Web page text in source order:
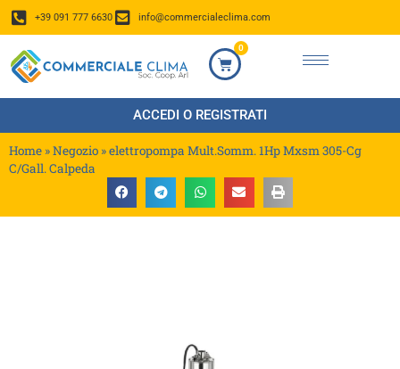
+39 091 777 6630 info@commercialeclima.com
0
ACCEDI O REGISTRATI
Home »Negozio »elettropompa Mult.Somm. 1Hp Mxsm 305-Cg
C/Gall. Calpeda